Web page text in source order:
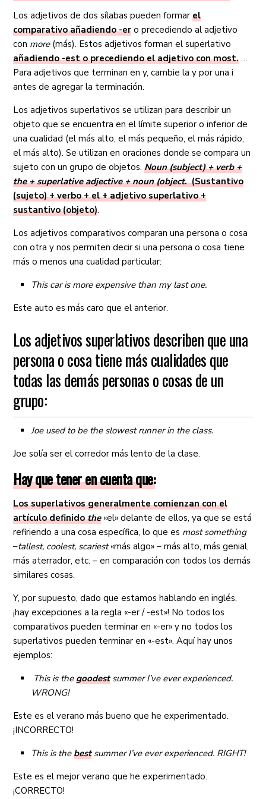
Los adjetivos de dos sílabas pueden formarel
comparativo añadiendo -er o precediendo al adjetivo
con more(más). Estos adjetivos forman el superlativo
añadiendo -est o precediendo el adjetivo con most. …
Para adjetivos que terminan en y, cambie la y por una i
antes de agregar la terminación.
Los adjetivos superlativos se utilizan para describir un
objeto que se encuentra en el límite superior o inferior de
una cualidad (el más alto, el más pequeño, el más rápido,
el más alto). Se utilizan en oraciones donde se compara un
sujeto con un grupo de objetos.Noun (subject) + verb +
the + superlative adjective + noun (object. (Sustantivo
(sujeto) + verbo + el + adjetivo superlativo +
sustantivo (objeto).
Los adjetivos comparativos comparan una persona o cosa
con otra y nos permiten decir si una persona o cosa tiene
más o menos una cualidad particular:
This car is more expensive than my last one.
Este auto es más caro que el anterior.
Los adjetivos superlativos describen que una
persona o cosa tiene más cualidades que
todas las demás personas o cosas de un
grupo:
Joe used to be the slowest runner in the class.
Joe solía ser el corredor más lento de la clase.
Hay que tener en cuenta que:
Los superlativos generalmente comienzan con el
artículo definidothe«el» delante de ellos, ya que se está
refiriendo a una cosa específica, lo que es most something
–tallest, coolest, scariest«más algo» – más alto, más genial,
más aterrador, etc. – en comparación con todos los demás
similares cosas.
Y, por supuesto, dado que estamos hablando en inglés,
¡hay excepciones a la regla «-er / -est»! No todos los
comparativos pueden terminar en «-er» y no todos los
superlativos pueden terminar en «-est». Aquí hay unos
ejemplos:
This is thegoodestsummer I’ve ever experienced.
WRONG!
Este es el verano más bueno que he experimentado.
¡INCORRECTO!
This is thebestsummer I’ve ever experienced. RIGHT!
Este es el mejor verano que he experimentado.
¡CORRECTO!